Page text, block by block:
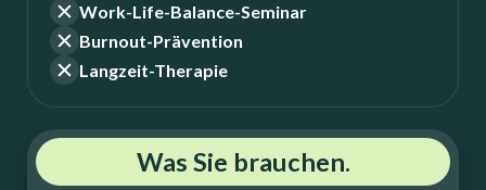
Work-Life-Balance-Seminar
Burnout-Prävention
Langzeit-Therapie
Was Sie brauchen.